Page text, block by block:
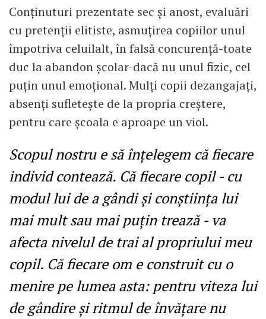
Conținuturi prezentate sec și anost, evaluări
cu pretenții elitiste, asmuțirea copiilor unul
împotriva celuilalt, în falsă concurență-toate
duc la abandon școlar-dacă nu unul fizic, cel
puțin unul emoțional. Mulți copii dezangajați,
absenți sufletește de la propria creștere,
pentru care școala e aproape un viol.
Scopul nostru e să înțelegem că fiecare
individ contează. Că fiecare copil - cu
modul lui de a gândi și conștiința lui
mai mult sau mai puțin trează - va
afecta nivelul de trai al propriului meu
copil. Că fiecare om e construit cu o
menire pe lumea asta: pentru viteza lui
de gândire și ritmul de învățare nu